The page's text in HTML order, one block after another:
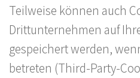
Teilweise können auch
Drittunternehmen auf
gespeichert werden,
betreten (Third-Party-